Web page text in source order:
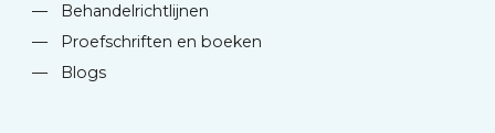
—
Behandelrichtlijnen
—
Proefschriften en boeken
—
Blogs